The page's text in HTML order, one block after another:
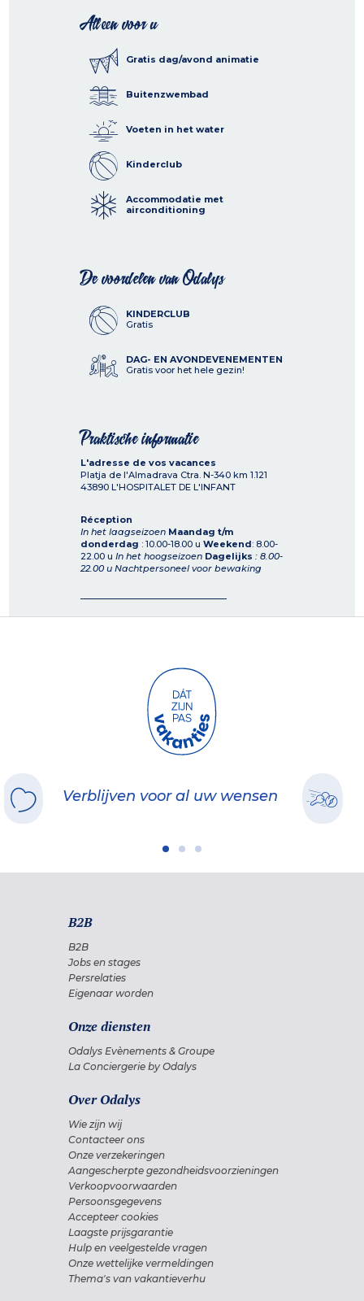
Alleen voor u
Gratis dag/avond animatie
Buitenzwembad
Voeten in het water
Kinderclub
Accommodatie met
airconditioning
De voordelen van Odalys
KINDERCLUB
Gratis
DAG- EN AVONDEVENEMENTEN
Gratis voor het hele gezin!
Praktische informatie
L'adresse de vos vacances
Platja de l'Almadrava Ctra. N-340 km 1.121
43890 L'HOSPITALET DE L'INFANT
Réception
In het laagseizoen Maandag t/m
donderdag : 10.00-18.00 u Weekend: 8.00-
22.00 u In het hoogseizoen Dagelijks : 8.00-
22.00 u Nachtpersoneel voor bewaking
Verblijven voor al uw wensen
B2B
B2B
Jobs en stages
Persrelaties
Eigenaar worden
Onze diensten
Odalys Evènements & Groupe
La Conciergerie by Odalys
Over Odalys
Wie zijn wij
Contacteer ons
Onze verzekeringen
Aangescherpte gezondheidsvoorzieningen
Verkoopvoorwaarden
Persoonsgegevens
Accepteer cookies
Laagste prijsgarantie
Hulp en veelgestelde vragen
Onze wettelijke vermeldingen
Thema's van vakantieverhu